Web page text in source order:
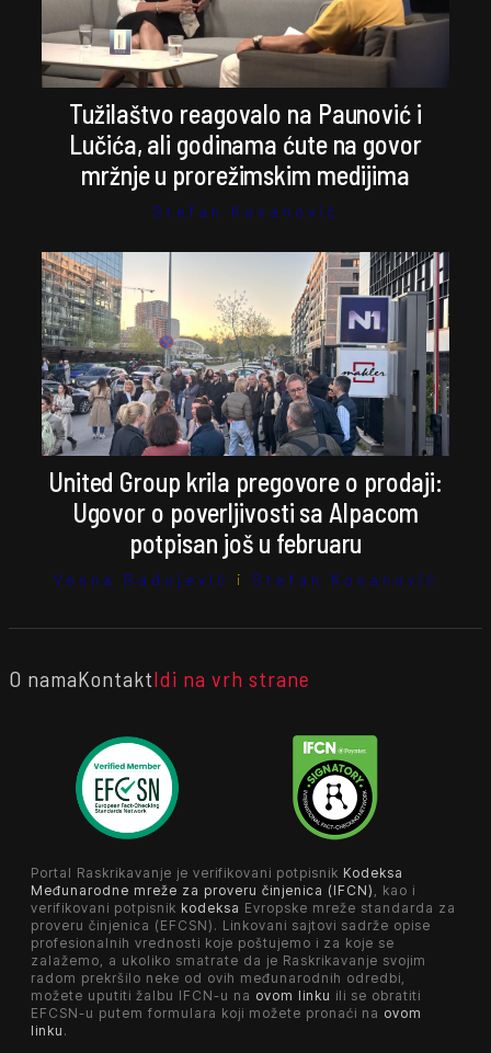
Tužilaštvo reagovalo na Paunović i
Lučića, ali godinama ćute na govor
mržnje u prorežimskim medijima
Stefan Kosanović
United Group krila pregovore o prodaji:
Ugovor o poverljivosti sa Alpacom
potpisan još u februaru
Vesna Radojević i Stefan Kosanović
O namaKontaktIdi na vrh strane
Portal Raskrikavanje je verifikovani potpisnik Kodeksa
Međunarodne mreže za proveru činjenica (IFCN) , kao i
verifikovani potpisnik kodeksa Evropske mreže standarda za
proveru činjenica (EFCSN). Linkovani sajtovi sadrže opise
profesionalnih vrednosti koje poštujemo i za koje se
zalažemo, a ukoliko smatrate da je Raskrikavanje svojim
radom prekršilo neke od ovih međunarodnih odredbi,
možete uputiti žalbu IFCN-u na ovom linku ili se obratiti
EFCSN-u putem formulara koji možete pronaći na ovom
linku .